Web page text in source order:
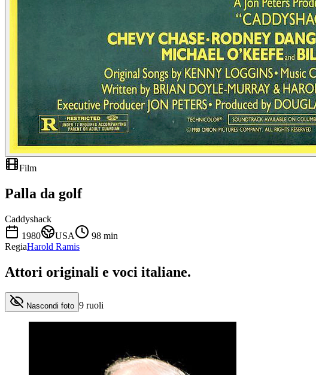
Film
Palla da golf
Caddyshack
1980
USA 98 min
RegiaHarold Ramis
Attori originali e voci italiane.
Nascondi foto 9 ruoli